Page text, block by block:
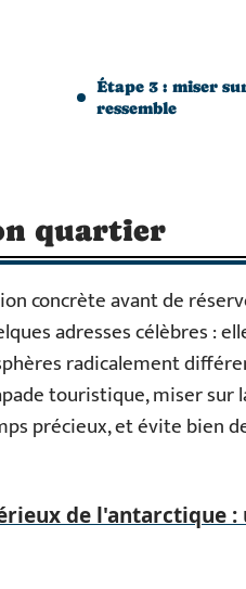
Étape 3 : miser
ressemble
quartier
concrète avant de
adresses célèbres :
radicalement
touristique, miser
précieux, et évite bien
de l'antarctique :